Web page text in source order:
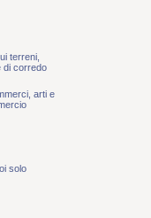
terreni,
di corredo
arti e
solo